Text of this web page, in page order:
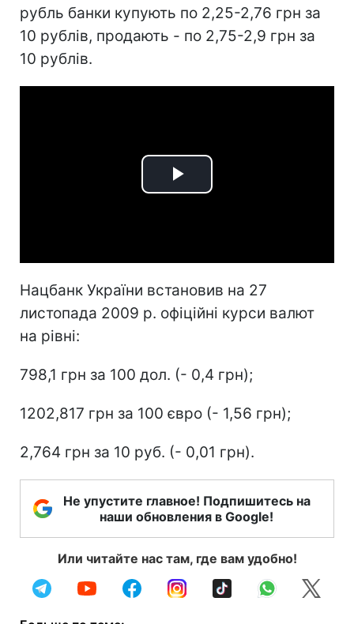
рубль банки купують по 2,25-2,76 грн за
10 рублів, продають - по 2,75-2,9 грн за
10 рублів.
Play
Нацбанк України встановив на 27
листопада 2009 р. офіційні курси валют
на рівні:
798,1 грн за 100 дол. (- 0,4 грн);
1202,817 грн за 100 євро (- 1,56 грн);
2,764 грн за 10 руб. (- 0,01 грн).
Не упустите главное! Подпишитесь на
наши обновления в Google!
Или читайте нас там, где вам удобно!